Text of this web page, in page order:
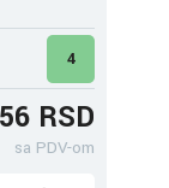
4
RSD
sa PDV-om